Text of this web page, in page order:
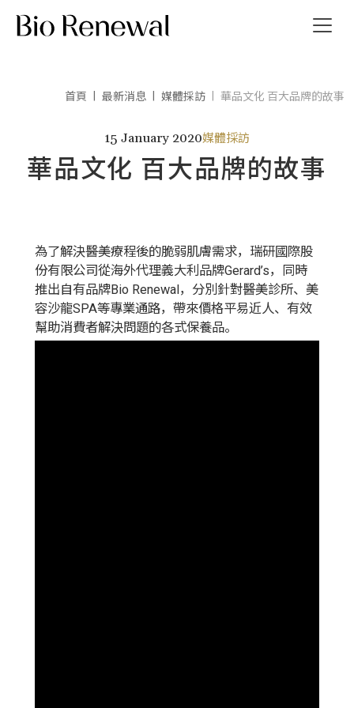
首頁 最新消息 媒體採訪 華品文化 百大品牌的故事
15 January 2020媒體採訪
華品文化 百大品牌的故事
為了解決醫美療程後的脆弱肌膚需求，瑞研國際股
份有限公司從海外代理義大利品牌Gerard’s，同時
推出自有品牌Bio Renewal，分別針對醫美診所、美
容沙龍SPA等專業通路，帶來價格平易近人、有效
幫助消費者解決問題的各式保養品。